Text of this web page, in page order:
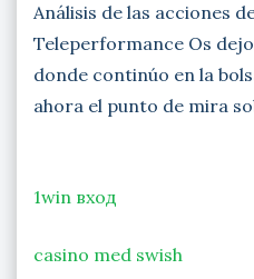
Análisis de las acciones
Teleperformance Os
donde continúo en la
ahora el punto de mira
1win вход
casino med swish